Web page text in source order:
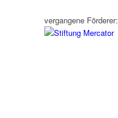
vergangene Förderer: